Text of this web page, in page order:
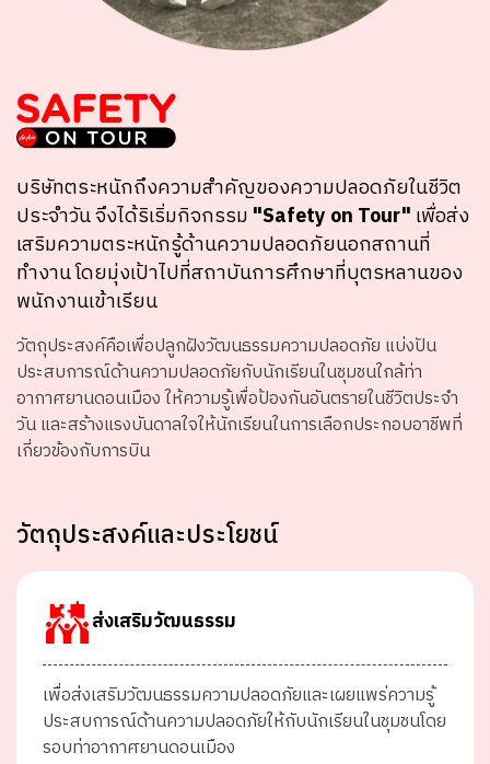
บริษัทตระหนักถึงความสำคัญของความปลอดภัยในชีวิต
ประจำวัน จึงได้ริเริ่มกิจกรรม "Safety on Tour" เพื่อส่ง
เสริมความตระหนักรู้ด้านความปลอดภัยนอกสถานที่
ทำงาน โดยมุ่งเป้าไปที่สถาบันการศึกษาที่บุตรหลานของ
พนักงานเข้าเรียน
วัตถุประสงค์คือเพื่อปลูกฝังวัฒนธรรมความปลอดภัย แบ่งปัน
ประสบการณ์ด้านความปลอดภัยกับนักเรียนในชุมชนใกล้ท่า
อากาศยานดอนเมือง ให้ความรู้เพื่อป้องกันอันตรายในชีวิตประจำ
วัน และสร้างแรงบันดาลใจให้นักเรียนในการเลือกประกอบอาชีพที่
เกี่ยวข้องกับการบิน
วัตถุประสงค์และประโยชน์
ส่งเสริมวัฒนธรรม
เพื่อส่งเสริมวัฒนธรรมความปลอดภัยและเผยแพร่ความรู้
ประสบการณ์ด้านความปลอดภัยให้กับนักเรียนในชุมชนโดย
รอบท่าอากาศยานดอนเมือง